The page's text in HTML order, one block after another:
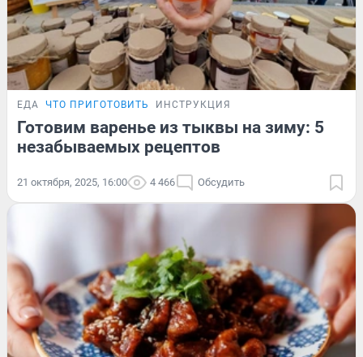
ЕДА ЧТО ПРИГОТОВИТЬ ИНСТРУКЦИЯ
Готовим варенье из тыквы на зиму: 5
незабываемых рецептов
21 октября, 2025, 16:00 4 466 Обсудить